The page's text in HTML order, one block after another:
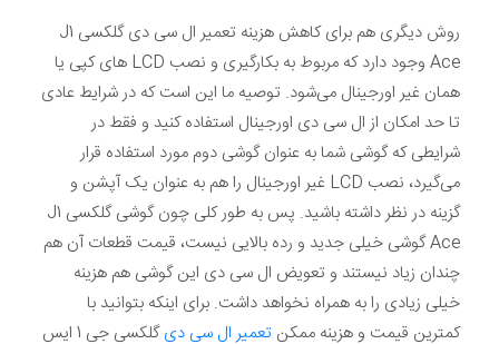
روش دیگری هم برای کاهش هزینه تعمیر ال سی دی گلکسی J1
Ace وجود دارد که مربوط به بکارگیری و نصب LCD های کپی یا
همان غیر اورجینال می‌شود. توصیه ما این است که در شرایط عادی
تا حد امکان از ال سی دی اورجینال استفاده کنید و فقط در
شرایطی که گوشی شما به عنوان گوشی دوم مورد استفاده قرار
می‌گیرد، نصب LCD غیر اورجینال را هم به عنوان یک آپشن و
گزینه در نظر داشته باشید. پس به طور کلی چون گوشی گلکسی J1
Ace گوشی خیلی جدید و رده بالایی نیست، قیمت قطعات آن هم
چندان زیاد نیستند و تعویض ال سی دی این گوشی هم هزینه
خیلی زیادی را به همراه نخواهد داشت. برای اینکه بتوانید با
کمترین قیمت و هزینه ممکن تعمیر ال سی دی
گلکسی جی 1 ایس